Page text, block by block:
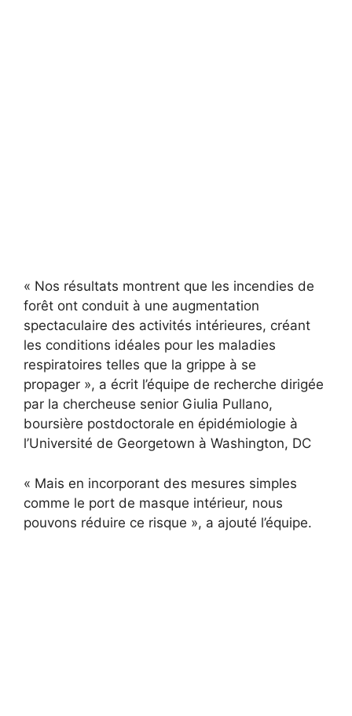
« Nos résultats montrent que les incendies de
forêt ont conduit à une augmentation
spectaculaire des activités intérieures, créant
les conditions idéales pour les maladies
respiratoires telles que la grippe à se
propager », a écrit l’équipe de recherche dirigée
par la chercheuse senior Giulia Pullano,
boursière postdoctorale en épidémiologie à
l’Université de Georgetown à Washington, DC
« Mais en incorporant des mesures simples
comme le port de masque intérieur, nous
pouvons réduire ce risque », a ajouté l’équipe.